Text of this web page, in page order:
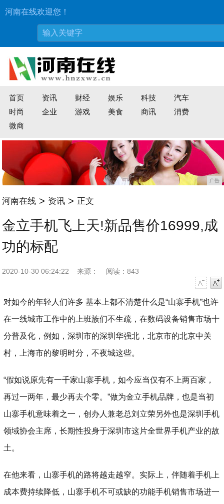
河南在线欢迎您！
首页 资讯 财经 娱乐 科技
汽车
时尚
企业 游戏 美食 商讯
消费
微商
广告
河南在线 > 资讯 > 正文
金立手机飞上天!新品售价16999,成
功的标配
2020-10-30 06:24:22 来源：
阅读：843
对如今的年轻人们许多 基本上都不清楚什么是“山寨手机”也许
在一线城市工作中的上班族们不生疏，在数码设备销售市场十
分普及化，例如，深圳市的深圳华强北，北京市的北京中关
村，上海市的黎明时分，不夜城这些。
“假如说原先有一千家山寨手机，如今应当仅有不上两百家，
再过一两年，最少再去个零。”做为金立手机品牌，也是当初
山寨手机意味着之一，创办人兼老总刘立荣另外也是深圳手机
领域协会主席，长期性投身于深圳市这片全世界手机产业的故
土。
在他来看，山寨手机的路将越走越窄。实际上，伴随着手机上
成本费持续降低，山寨手机不可或缺的功能手机销售市场进一